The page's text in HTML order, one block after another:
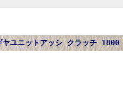
ユニットアッシ クラッチ